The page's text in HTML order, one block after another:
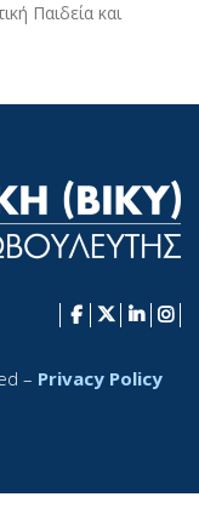
Παιδεία και
– Privacy Policy